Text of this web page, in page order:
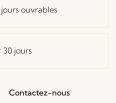
ouvrables
30 jours
Contactez-nous